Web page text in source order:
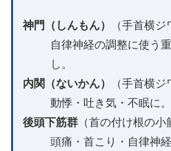
神門（しんもん）
（手首横ジ
自律神経の調整に使う
し。
内関（ないかん）
（手首横ジ
動悸・吐き気・不眠に
後頭下筋群 （首の付け根の小
頭痛・首こり・自律神